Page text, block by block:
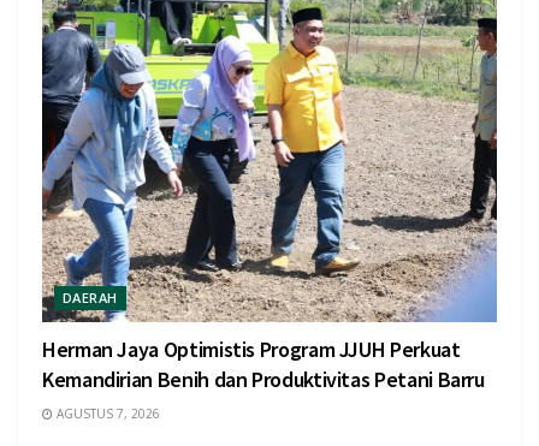
DAERAH
Herman Jaya Optimistis Program JJUH Perkuat
Kemandirian Benih dan Produktivitas Petani Barru
AGUSTUS 7, 2026